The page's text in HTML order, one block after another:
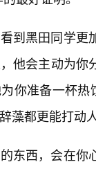
到黑田同学更
他会主动为
你准备一杯
藻都更能打动
东西，会在你